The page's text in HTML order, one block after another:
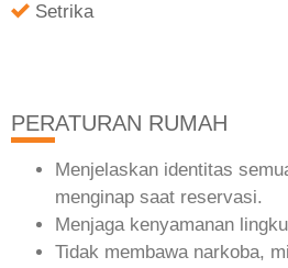
Setrika
PERATURAN RUMAH
Menjelaskan identitas
menginap saat reservasi.
Menjaga kenyamanan
Tidak membawa narkoba,